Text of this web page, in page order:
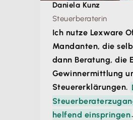
Daniela Kunz
Steuerberaterin
Ich nutze Lexware
Mandanten, die
dann Beratung, die
Gewinnermittlung
Steuererklärungen.
helfend einspringen